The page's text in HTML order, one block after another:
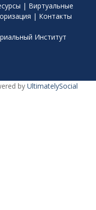
| Виртуальные
| Контакты
Институт
by UltimatelySocial